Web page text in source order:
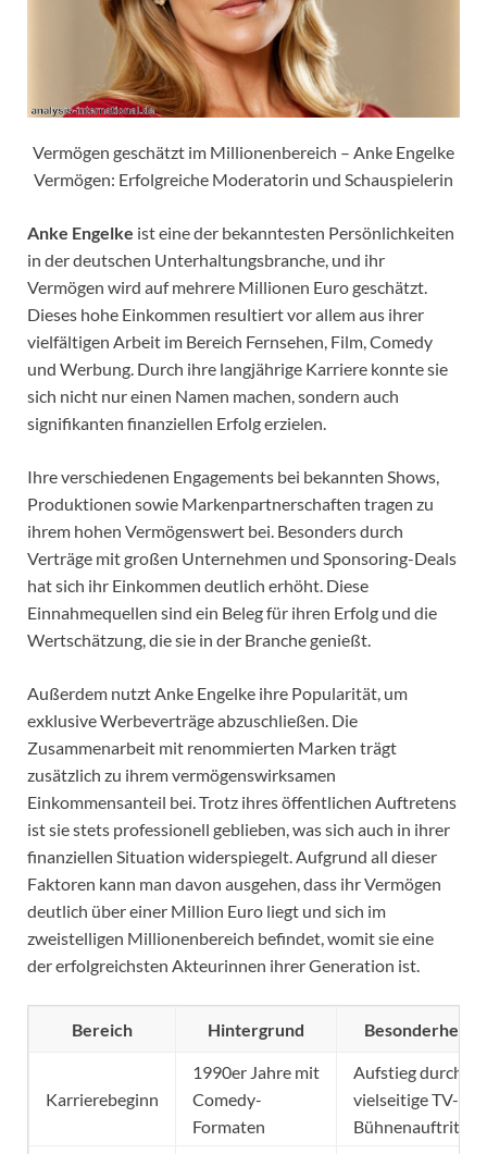
Vermögen geschätzt im Millionenbereich – Anke Engelke
Vermögen: Erfolgreiche Moderatorin und Schauspielerin
Anke Engelke ist eine der bekanntesten Persönlichkeiten
in der deutschen Unterhaltungsbranche, und ihr
Vermögen wird auf mehrere Millionen Euro geschätzt.
Dieses hohe Einkommen resultiert vor allem aus ihrer
vielfältigen Arbeit im Bereich Fernsehen, Film, Comedy
und Werbung. Durch ihre langjährige Karriere konnte sie
sich nicht nur einen Namen machen, sondern auch
signifikanten finanziellen Erfolg erzielen.
Ihre verschiedenen Engagements bei bekannten Shows,
Produktionen sowie Markenpartnerschaften tragen zu
ihrem hohen Vermögenswert bei. Besonders durch
Verträge mit großen Unternehmen und Sponsoring-Deals
hat sich ihr Einkommen deutlich erhöht. Diese
Einnahmequellen sind ein Beleg für ihren Erfolg und die
Wertschätzung, die sie in der Branche genießt.
Außerdem nutzt Anke Engelke ihre Popularität, um
exklusive Werbeverträge abzuschließen. Die
Zusammenarbeit mit renommierten Marken trägt
zusätzlich zu ihrem vermögenswirksamen
Einkommensanteil bei. Trotz ihres öffentlichen Auftretens
ist sie stets professionell geblieben, was sich auch in ihrer
finanziellen Situation widerspiegelt. Aufgrund all dieser
Faktoren kann man davon ausgehen, dass ihr Vermögen
deutlich über einer Million Euro liegt und sich im
zweistelligen Millionenbereich befindet, womit sie eine
der erfolgreichsten Akteurinnen ihrer Generation ist.
Bereich Hintergrund
Karrierebeginn
1990er Jahre mit
Comedy-
Formaten
Aufstieg durch
vielseitige TV-
Bühnenauftritte